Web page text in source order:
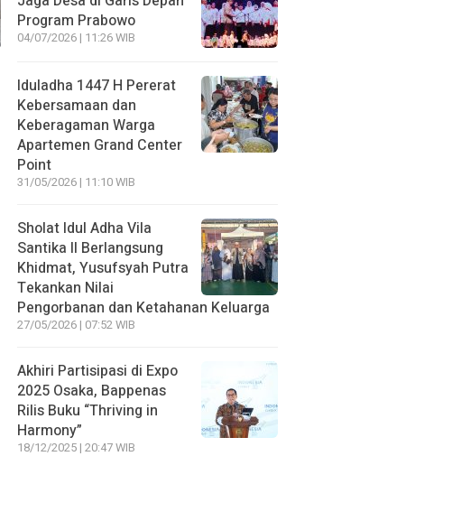
Program Prabowo
04/07/2026 | 11:26 WIB
Iduladha 1447 H Pererat
Kebersamaan dan
Keberagaman Warga
Apartemen Grand Center
Point
31/05/2026 | 11:10 WIB
Sholat Idul Adha Vila
Santika II Berlangsung
Khidmat, Yusufsyah Putra
Tekankan Nilai
Pengorbanan dan Ketahanan Keluarga
27/05/2026 | 07:52 WIB
Akhiri Partisipasi di Expo
2025 Osaka, Bappenas
Rilis Buku “Thriving in
Harmony”
18/12/2025 | 20:47 WIB